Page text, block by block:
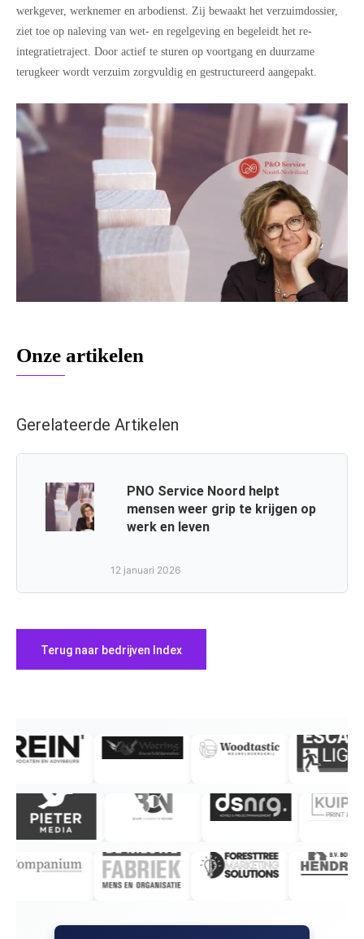
werkgever, werknemer en arbodienst. Zij bewaakt het verzuimdossier,
ziet toe op naleving van wet- en regelgeving en begeleidt het re-
integratietraject. Door actief te sturen op voortgang en duurzame
terugkeer wordt verzuim zorgvuldig en gestructureerd aangepakt.
Onze artikelen
Gerelateerde Artikelen
PNO Service Noord helpt
mensen weer grip te krijgen op
werk en leven
12 januari 2026
Terug naar bedrijven Index